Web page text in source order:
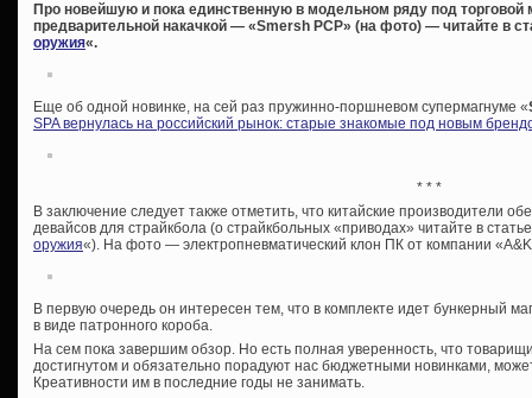
Про новейшую и пока единственную в модельном ряду под торговой
предварительной накачкой — «Smersh PCP» (на фото) — читайте в
оружия«.
Еще об одной новинке, на сей раз пружинно-поршневом супермагнуме «
SPA вернулась на российский рынок: старые знакомые под новым
* * *
В заключение следует также отметить, что китайские производители
девайсов для страйкбола (о страйкбольных «приводах» читайте в
оружия«). На фото — электропневматический клон ПК от компании
В первую очередь он интересен тем, что в комплекте идет бункерный
в виде патронного короба.
На сем пока завершим обзор. Но есть полная уверенность, что
достигнутом и обязательно порадуют нас бюджетными новинками,
Креативности им в последние годы не занимать.